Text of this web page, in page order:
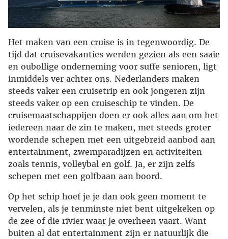
Het maken van een cruise is in tegenwoordig. De
tijd dat cruisevakanties werden gezien als een saaie
en oubollige onderneming voor suffe senioren, ligt
inmiddels ver achter ons. Nederlanders maken
steeds vaker een cruisetrip en ook jongeren zijn
steeds vaker op een cruiseschip te vinden. De
cruisemaatschappijen doen er ook alles aan om het
iedereen naar de zin te maken, met steeds groter
wordende schepen met een uitgebreid aanbod aan
entertainment, zwemparadijzen en activiteiten
zoals tennis, volleybal en golf. Ja, er zijn zelfs
schepen met een golfbaan aan boord.
Op het schip hoef je je dan ook geen moment te
vervelen, als je tenminste niet bent uitgekeken op
de zee of die rivier waar je overheen vaart. Want
buiten al dat entertainment zijn er natuurlijk die